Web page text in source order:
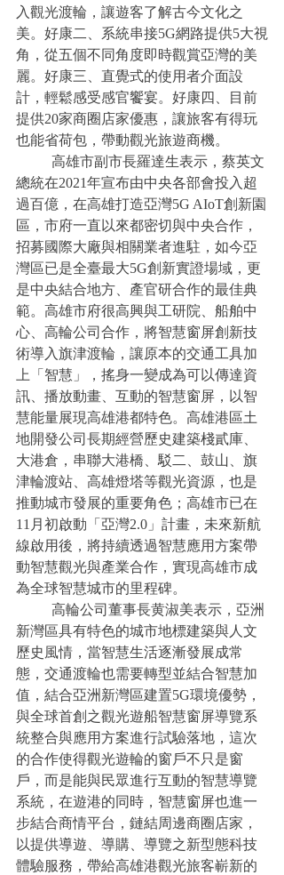
入觀光渡輪，讓遊客了解古今文化之
美。好康二、系統串接5G網路提供5大視
角，從五個不同角度即時觀賞亞灣的美
麗。好康三、直覺式的使用者介面設
計，輕鬆感受感官饗宴。好康四、目前
提供20家商圈店家優惠，讓旅客有得玩
也能省荷包，帶動觀光旅遊商機。
總統在2021年宣布由中央各部會投入超
過百億，在高雄打造亞灣5G AIoT創新園
區，市府一直以來都密切與中央合作，
招募國際大廠與相關業者進駐，如今亞
灣區已是全臺最大5G創新實證場域，更
是中央結合地方、產官研合作的最佳典
範。高雄市府很高興與工研院、船舶中
心、高輪公司合作，將智慧窗屏創新技
術導入旗津渡輪，讓原本的交通工具加
上「智慧」，搖身一變成為可以傳達資
訊、播放動畫、互動的智慧窗屏，以智
慧能量展現高雄港都特色。高雄港區土
地開發公司長期經營歷史建築棧貳庫、
大港倉，串聯大港橋、駁二、鼓山、旗
津輪渡站、高雄燈塔等觀光資源，也是
推動城市發展的重要角色；高雄市已在
11月初啟動「亞灣2.0」計畫，未來新航
線啟用後，將持續透過智慧應用方案帶
動智慧觀光與產業合作，實現高雄市成
為全球智慧城市的里程碑。
新灣區具有特色的城市地標建築與人文
歷史風情，當智慧生活逐漸發展成常
態，交通渡輪也需要轉型並結合智慧加
值，結合亞洲新灣區建置5G環境優勢，
與全球首創之觀光遊船智慧窗屏導覽系
統整合與應用方案進行試驗落地，這次
的合作使得觀光遊輪的窗戶不只是窗
戶，而是能與民眾進行互動的智慧導覽
系統，在遊港的同時，智慧窗屏也進一
步結合商情平台，鏈結周邊商圈店家，
以提供導遊、導購、導覽之新型態科技
體驗服務，帶給高雄港觀光旅客嶄新的